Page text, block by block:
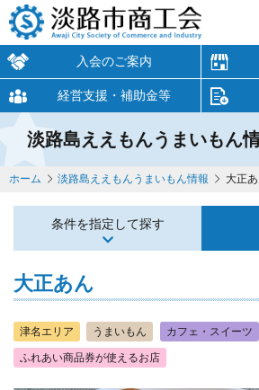
入会のご案内
経営支援・補助金等
淡路島ええもんうまいもん
ホーム 淡路島ええもんうまいもん情報 大正
条件を指定して探す
大正あん
津名エリア うまいもん カフェ・スイーツ
ふれあい商品券が使えるお店